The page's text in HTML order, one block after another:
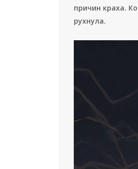
причин краха.
рухнула.